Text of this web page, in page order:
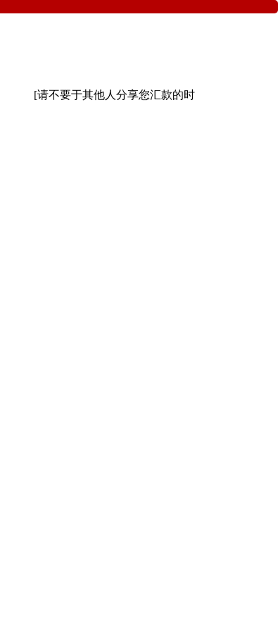
[请不要于其他人分享您汇款的时间和详情][ 请小心网